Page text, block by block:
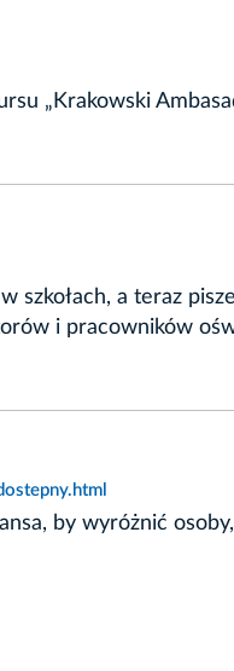
„Krakowski
szkołach, a teraz
i pracowników
by wyróżnić osoby,